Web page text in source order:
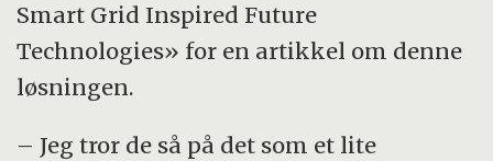
Smart Grid Inspired Future
Technologies» for en artikkel om denne
løsningen.
– Jeg tror de så på det som et lite